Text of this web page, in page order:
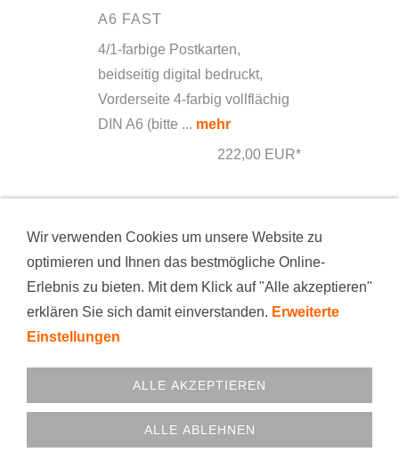
A6 FAST
4/1-farbige Postkarten,
beidseitig digital bedruckt,
Vorderseite 4-farbig vollflächig
DIN A6 (bitte ... mehr
222,00 EUR*
Versand
KONTAKT PRODUKTION
BEZAHLARTEN
VERSAND
NEWS
DATENSCHUTZ
WIDERRUFSRECHT
© 1999 - 2025 printfactory GmbH
02331-340800 • printfactory GmbH • Rohrstr. 2 • 58093
Hagen
Wir verwenden Cookies um unsere Website zu
optimieren und Ihnen das bestmögliche Online-
Erlebnis zu bieten. Mit dem Klick auf "Alle akzeptieren"
erklären Sie sich damit einverstanden. Erweiterte
Einstellungen
ALLE AKZEPTIEREN
ALLE ABLEHNEN